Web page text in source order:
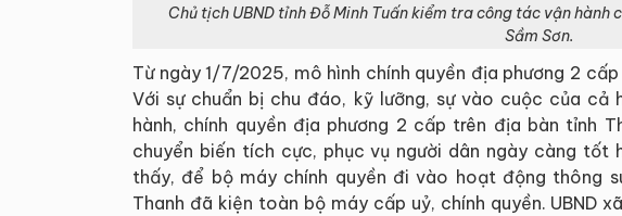
Chủ tịch UBND tỉnh Đỗ Minh Tuấn kiểm tra công tác vận hành
Sầm Sơn.
Từ ngày 1/7/2025, mô hình chính quyền địa phương 2
Với sự chuẩn bị chu đáo, kỹ lưỡng, sự vào cuộc của cả
hành, chính quyền địa phương 2 cấp trên địa bàn tỉnh
chuyển biến tích cực, phục vụ người dân ngày càng tốt
thấy, để bộ máy chính quyền đi vào hoạt động thông
Thanh đã kiện toàn bộ máy cấp uỷ, chính quyền. UBND